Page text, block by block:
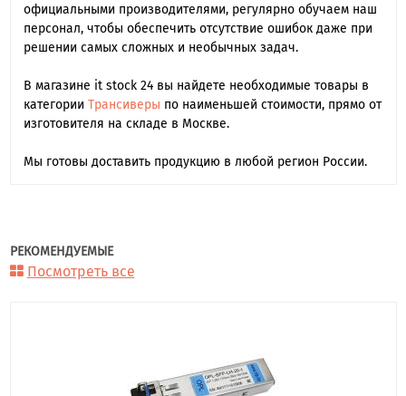
официальными производителями, регулярно обучаем наш
персонал, чтобы обеспечить отсутствие ошибок даже при
решении самых сложных и необычных задач.
В магазине it stock 24 вы найдете необходимые товары в
категории Трансиверы по наименьшей стоимости, прямо от
изготовителя на складе в Москве.
Мы готовы доставить продукцию в любой регион России.
РЕКОМЕНДУЕМЫЕ
Посмотреть все